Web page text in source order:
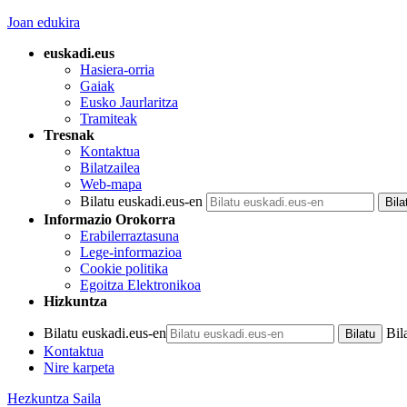
Joan edukira
euskadi.eus
Hasiera-orria
Gaiak
Eusko Jaurlaritza
Tramiteak
Tresnak
Kontaktua
Bilatzailea
Web-mapa
Bilatu euskadi.eus-en
Informazio Orokorra
Erabilerraztasuna
Lege-informazioa
Cookie politika
Egoitza Elektronikoa
Hizkuntza
Bilatu euskadi.eus-en
Kontaktua
Nire karpeta
Hezkuntza Saila